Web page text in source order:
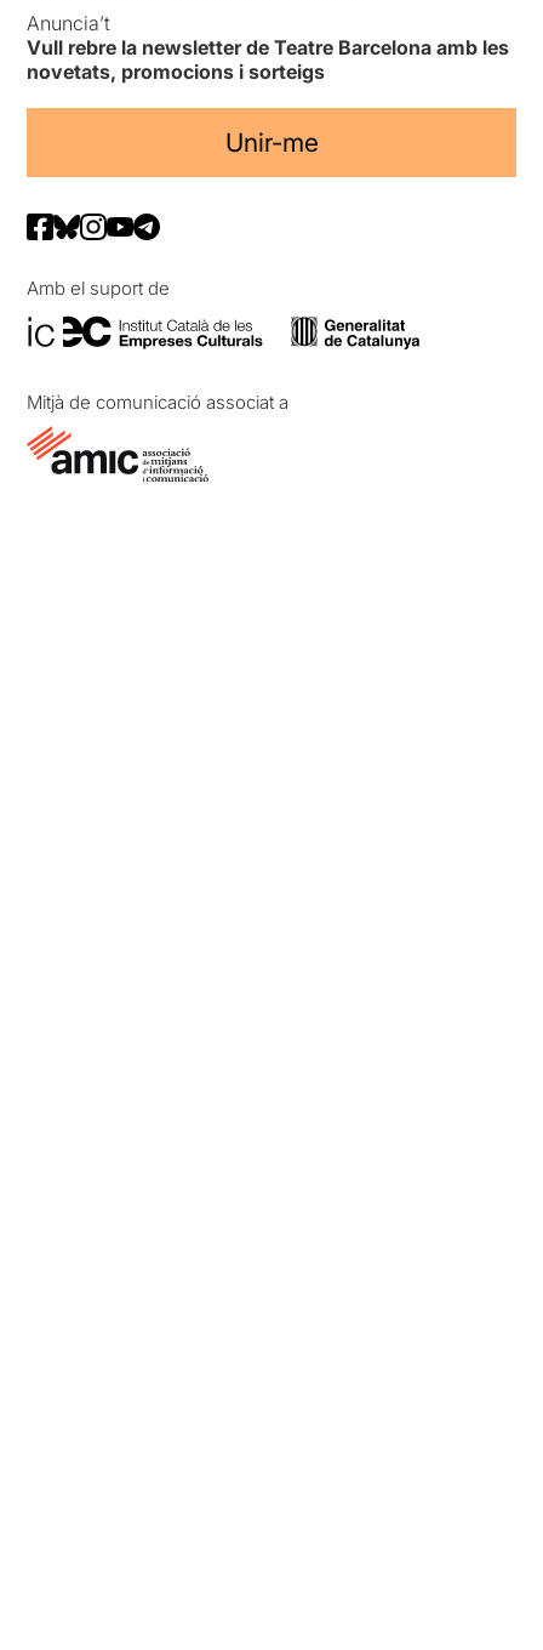
Anuncia’t
Vull rebre la newsletter de Teatre Barcelona amb les
novetats, promocions i sorteigs
Unir-me
Amb el suport de
Mitjà de comunicació associat a